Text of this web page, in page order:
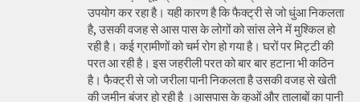
उपयोग कर रहा है। यही कारण है कि फैक्ट्री से जो धुंआ निकलता
है, उसकी वजह से आस पास के लोगों को सांस लेने में मुश्किल हो
रही है। कई ग्रामीणों को चर्म रोग हो गया है। घरों पर मिट्टी की
परत आ रही है। इस जहरीली परत को बार बार हटाना भी कठिन
है। फैक्ट्री से जो जरीला पानी निकलता है उसकी वजह से खेती
की जमीन बंजर हो रही है ।आसपास के कुओं और तालाबों का पानी